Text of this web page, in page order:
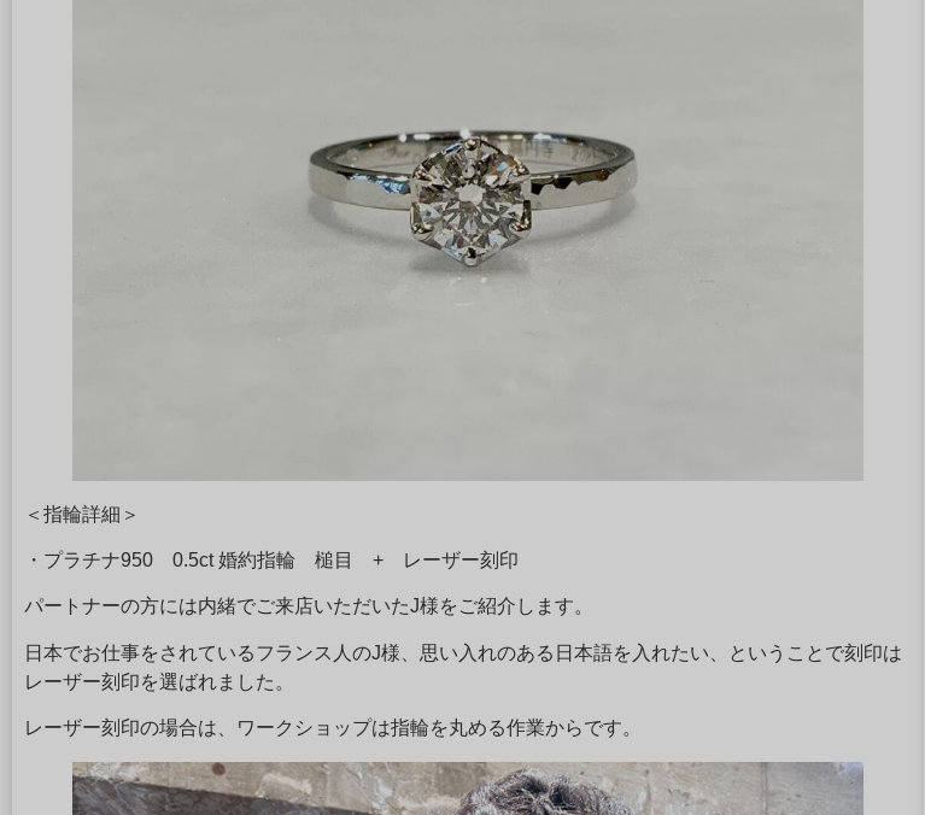
＜指輪詳細＞
・プラチナ950 0.5ct 婚約指輪 槌目 + レーザー刻印
パートナーの方には内緒でご来店いただいたJ様をご紹介します。
日本でお仕事をされているフランス人のJ様、思い入れのある日本語を入れたい、ということで刻印は
レーザー刻印を選ばれました。
レーザー刻印の場合は、ワークショップは指輪を丸める作業からです。